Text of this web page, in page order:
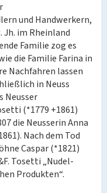
und Handwerkern,
Jh. im Rheinland
Familie zog es
die Familie Farina in
Nachfahren lassen
in Neuss
Neusser
(*1779 +1861)
die Neusserin Anna
Nach dem Tod
Caspar (*1821)
Tosetti „Nudel-
Produkten“.